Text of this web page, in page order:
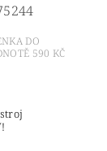
DO
590 KČ